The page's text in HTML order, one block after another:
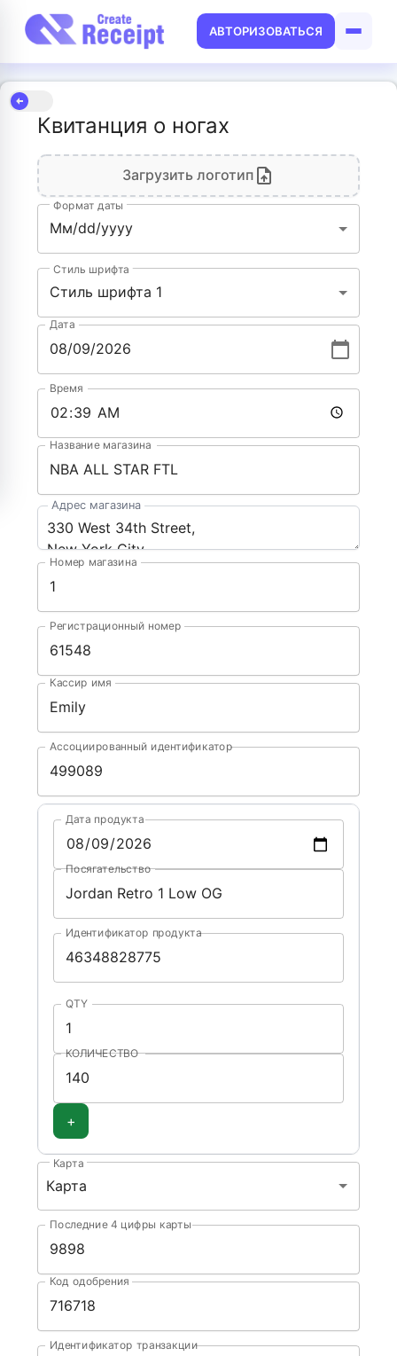
АВТОРИЗОВАТЬСЯ
Квитанция о ногах
Загрузить логотип
Формат даты
Мм/dd/yyyy
Стиль шрифта
Стиль шрифта 1
Дата
Время
Название магазина
Адрес магазина
Номер магазина
Регистрационный номер
Кассир имя
Ассоциированный идентификатор
Дата продукта
Посягательство
Идентификатор продукта
QTY
КОЛИЧЕСТВО
+
Карта
Карта
Последние 4 цифры карты
Код одобрения
Идентификатор транзакции